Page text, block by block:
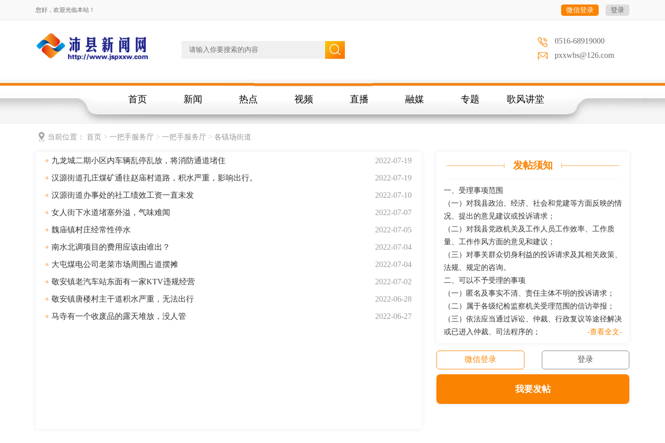
您好，欢迎光临本站！ 微信登录 登录
0516-68919000
pxxwbs@126.com
首页 新闻 热点 视频 直播 融媒 专题 歌风讲堂
当前位置： 首页 > 一把手服务厅 > 一把手服务厅 > 各镇场街道
2022-07-19
九龙城二期小区内车辆乱停乱放，将消防通道堵住
2022-07-19
汉源街道孔庄煤矿通往赵庙村道路，积水严重，影响出行。
2022-07-10
汉源街道办事处的社工绩效工资一直未发
2022-07-07
女人街下水道堵塞外溢，气味难闻
2022-07-05
魏庙镇村庄经常性停水
2022-07-04
南水北调项目的费用应该由谁出？
2022-07-04
大屯煤电公司老菜市场周围占道摆摊
2022-07-02
​敬安镇老汽车站东面有一家KTV违规经营
2022-06-28
敬安镇唐楼村主干道积水严重，无法出行
2022-06-27
马寺有一个收废品的露天堆放，没人管
发帖须知
一、受理事项范围
（一）对我县政治、经济、社会和党建等方面反映的情
况、提出的意见建议或投诉请求；
（二）对我县党政机关及工作人员工作效率、工作质
量、工作作风方面的意见和建议；
（三）对事关群众切身利益的投诉请求及其相关政策、
法规、规定的咨询。
二、可以不予受理的事项
（一）匿名及事实不清、责任主体不明的投诉请求；
（二）属于各级纪检监察机关受理范围的信访举报；
（三）依法应当通过诉讼、仲裁、行政复议等途径解决
或已进入仲裁、司法程序的；
-查看全文-
微信登录 登录
我要发帖